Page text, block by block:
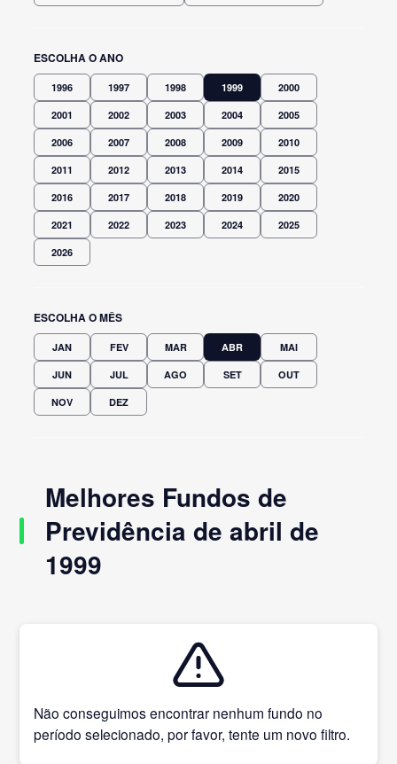
ESCOLHA O ANO
1996 1997 1998 1999 2000
2001 2002 2003 2004 2005
2006 2007 2008 2009 2010
2011 2012 2013 2014 2015
2016 2017 2018 2019 2020
2021 2022 2023 2024 2025
2026
ESCOLHA O MÊS
JAN FEV MAR ABR MAI
JUN JUL AGO SET OUT
NOV DEZ
Melhores Fundos de
Previdência de abril de
1999
Não conseguimos encontrar nenhum fundo no
período selecionado, por favor, tente um novo filtro.